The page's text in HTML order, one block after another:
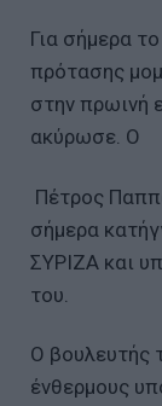
Για σήμερα
πρότασης
στην πρωινή
ακύρωσε. Ο
Πέτρος
σήμερα
ΣΥΡΙΖΑ και
του.
Ο βουλευτής
ένθερμους